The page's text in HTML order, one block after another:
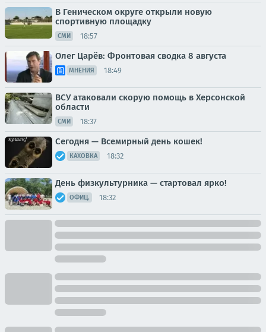
В Геническом округе открыли новую
спортивную площадку
СМИ 18:57
Олег Царёв: Фронтовая сводка 8 августа
МНЕНИЯ 18:49
ВСУ атаковали скорую помощь в Херсонской
области
СМИ 18:37
Сегодня — Всемирный день кошек!
КАХОВКА 18:32
День физкультурника — стартовал ярко!
ОФИЦ. 18:32